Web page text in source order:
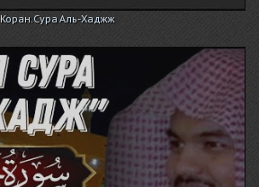
Коран.Сура Аль-Хаджж